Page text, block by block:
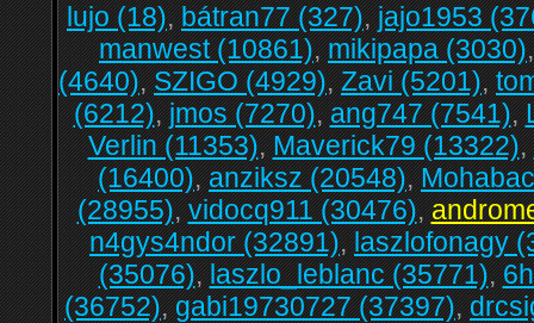
lujo (18),bátran77 (327),jajo1953
manwest (10861),mikipapa (3030)
(4640),SZIGO (4929),Zavi (5201),
(6212),jmos (7270),ang747 (7541),
Verlin (11353),Maverick79 (13322),
(16400),anziksz (20548),
(28955),vidocq911 (30476),
n4gys4ndor (32891),laszlofonagy
(35076),laszlo_leblanc (35771),
(36752),gabi19730727 (37397),